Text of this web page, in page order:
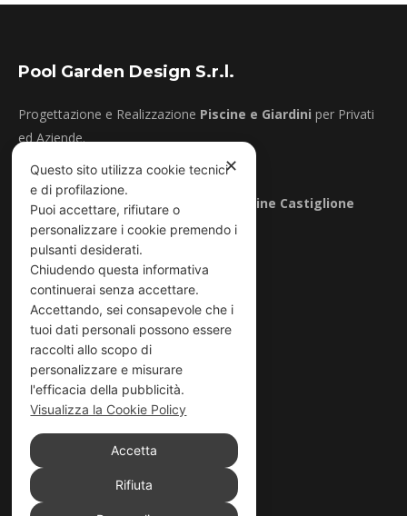
Pool Garden Design S.r.l.
Progettazione e Realizzazione Piscine e Giardini per Privati
ed Aziende.
P.IVA 03556200545
Rivenditore autorizzato e partner di
Piscine Castiglione
Contatti
Telefono:
+39 075 528 96 53
Email:
info@poolgardendesign.it
Via Sandro Penna 95, 06132 Perugia
Privacy
✕
Questo sito utilizza cookie tecnici
e di profilazione.
Puoi accettare, rifiutare o
personalizzare i cookie premendo i
pulsanti desiderati.
Chiudendo questa informativa
continuerai senza accettare.
Accettando, sei consapevole che i
tuoi dati personali possono essere
raccolti allo scopo di
personalizzare e misurare
l'efficacia della pubblicità.
Visualizza la Cookie Policy
Accetta
Rifiuta